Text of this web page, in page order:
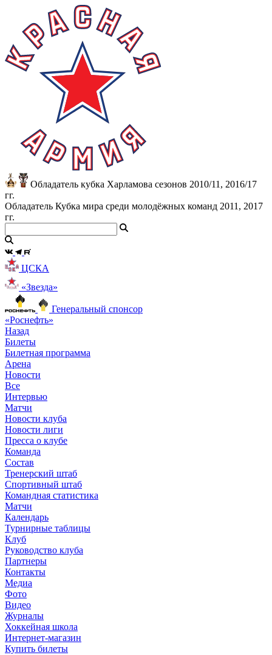
Обладатель кубка Харламова сезонов 2010/11, 2016/17
гг.
Обладатель Кубка мира среди молодёжных команд 2011, 2017
гг.
ЦСКА
«Звезда»
Генеральный спонсор
«Роснефть»
Назад
Билеты
Билетная программа
Арена
Новости
Все
Интервью
Матчи
Новости клуба
Новости лиги
Пресса о клубе
Команда
Состав
Тренерский штаб
Спортивный штаб
Командная статистика
Матчи
Календарь
Турнирные таблицы
Клуб
Руководство клуба
Партнеры
Контакты
Медиа
Фото
Видео
Журналы
Хоккейная школа
Интернет-магазин
Купить билеты